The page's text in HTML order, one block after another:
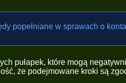
popełniane w sprawach o
pułapek, które mogą
że podejmowane kroki są